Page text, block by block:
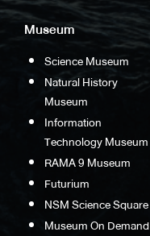
Museum
Science Museum
Natural History
Museum
Information
Technology Museum
RAMA 9 Museum
Futurium
NSM Science Square
Museum On Demand